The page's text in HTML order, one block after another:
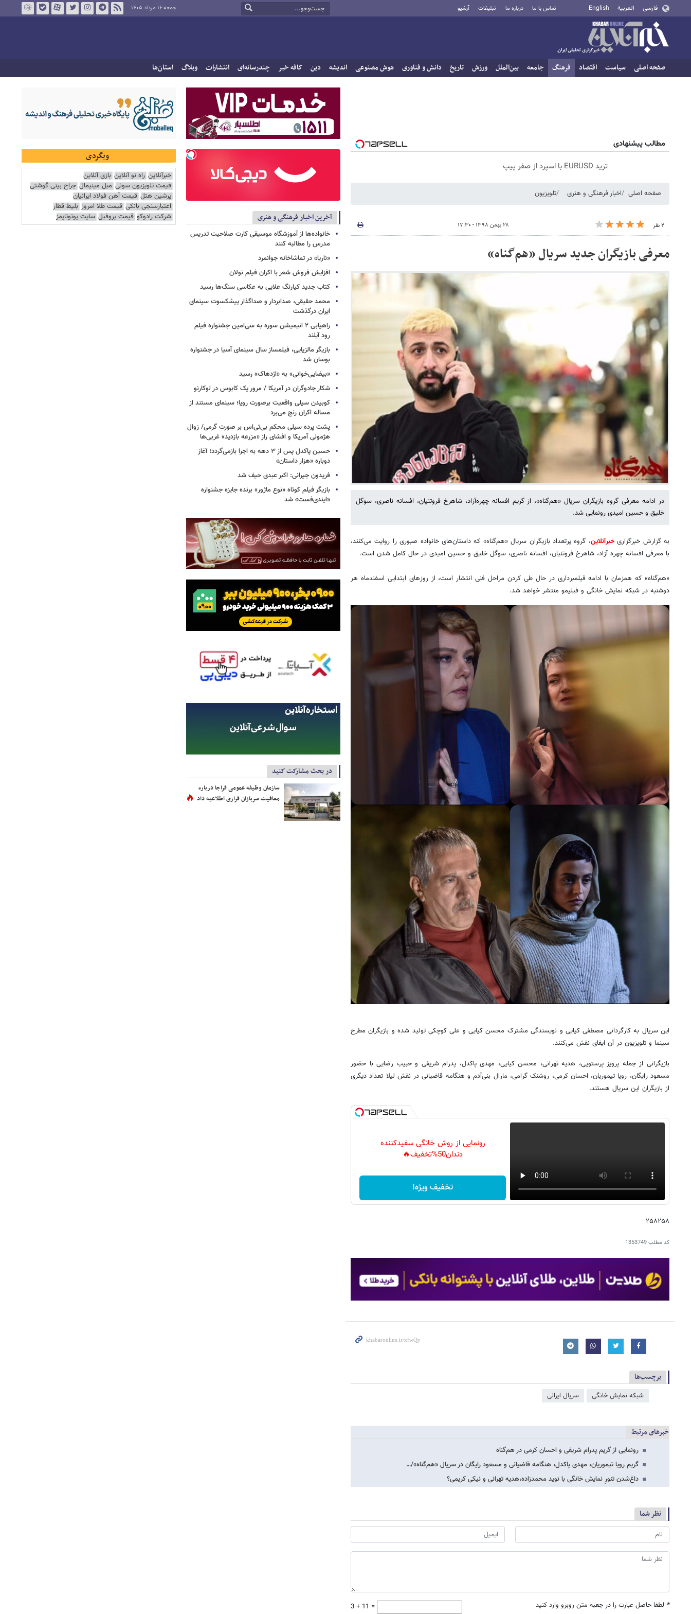
فارسی العربية English تماس با ما درباره ما تبلیغات آرشیو جمعه ۱۶ مرداد ۱۴۰۵
صفحه اصلی سیاست اقتصاد فرهنگ جامعه بین‌الملل ورزش تاریخ دانش و فناوری هوش مصنوعی اندیشه دین کافه خبر چندرسانه‌ای انتشارات وبلاگ استان‌ها
مطالب پیشنهادی
ترید EURUSD با اسپرد از صفر پیپ
صفحه اصلی اخبار فرهنگی و هنری تلویزیون
۲ نفر ۲۸ بهمن ۱۳۹۸ - ۱۷:۳۰
معرفی بازیگران جدید سریال «هم‌گناه»
در ادامه معرفی گروه بازیگران سریال «هم‌گناه»، از گریم افسانه چهره‌آزاد، شاهرخ فروتنیان، افسانه ناصری، سوگل
خلیق و حسین امیدی رونمایی شد.
به گزارش خبرگزاریخبرآنلاین، گروه پرتعداد بازیگران سریال «هم‌گناه» که داستان‌های خانواده صبوری را روایت می‌کنند،
با معرفی افسانه چهره آزاد، شاهرخ فروتنیان، افسانه ناصری، سوگل خلیق و حسین امیدی در حال کامل شدن است.
«هم‌گناه» که همزمان با ادامه فیلمبرداری در حال طی کردن مراحل فنی انتشار است، از روزهای ابتدایی اسفندماه هر
دوشنبه در شبکه نمایش خانگی و فیلیمو منتشر خواهد شد.
این سریال به کارگردانی مصطفی کیایی و نویسندگی مشترک محسن کیایی و علی کوچکی تولید شده و بازیگران مطرح
سینما و تلویزیون در آن ایفای نقش می‌کنند.
بازیگرانی از جمله پرویز پرستویی، هدیه تهرانی، محسن کیایی، مهدی پاکدل، پدرام شریفی و حبیب رضایی با حضور
مسعود رایگان، رویا تیموریان، احسان کرمی، روشنک گرامی، مارال بنی‌آدم و هنگامه قاضیانی در نقش لیلا تعداد دیگری
از بازیگران این سریال هستند.
رونمایی از روش خانگی سفیدکننده
دندان50%تخفیف🔥
تخفیف ویژه!
۲۵۸۲۵۸
کد مطلب1353749
برچسب‌ها
شبکه نمایش خانگی سریال ایرانی
خبرهای مرتبط
رونمایی از گریم پدرام شریفی و احسان کرمی در هم‌گناه
گریم رویا تیموریان، مهدی پاکدل، هنگامه قاضیانی و مسعود رایگان در سریال «هم‌گناه»/…
داغ‌شدن تنورِ نمایش خانگی با نوید محمدزاده،هدیه تهرانی و نیکی کریمی؟
نظر شما
* لطفا حاصل عبارت را در جعبه متن روبرو وارد کنید 3 + 11 =
آخرین اخبار فرهنگی و هنری
خانواده‌ها از آموزشگاه موسیقی کارت صلاحیت تدریس
مدرس را مطالبه کنند
«ناریا» در تماشاخانه جوانمرد
افزایش فروش شعر با اکران فیلم نولان
کتاب جدید کیارنگ علایی به عکاسی سنگ‌ها رسید
محمد حقیقی، صدابردار و صداگذار پیشکسوت سینمای
ایران درگذشت
راهیابی ۲ انیمیشن سوره به سی‌امین جشنواره فیلم
رود آیلند
بازیگر مالزیایی، فیلمساز سال سینمای آسیا در جشنواره
بوسان شد
«بیضایی‌خوانی» به «اژدهاک» رسید
شکار جادوگران در آمریکا / مرور یک کابوس در لوکارنو
کوبیدن سیلی واقعیت برصورت رویا؛ سینمای مستند از
مساله اکران رنج می‌برد
پشت پرده سیلی محکم بی‌تی‌اس بر صورت گرمی/ زوال
هژمونی آمریکا و افشای راز «مزرعه بازدید» غربی‌ها
حسین پاکدل پس از ۳ دهه به اجرا بازمی‌گردد؛ آغاز
دوباره «هزار داستان»
فریدون جیرانی: اکبر عبدی حیف شد
بازیگر فیلم کوتاه «نوع ماژور» برنده جایزه جشنواره
«ایندی‌فست» شد
در بحث مشارکت کنید
سازمان وظیفه عمومی فراجا درباره
معافیت سربازان فراری اطلاعیه داد
وبگردی
خبرآنلاین راه نو آنلاین بازی آنلاین
قیمت تلویزیون سونی مبل مینیمال جراح بینی گوشتی
پرشین هتل قیمت آهن فولاد ایرانیان
اعتبارسنجی بانکی قیمت طلا امروز بلیط قطار
شرکت رادوکو قیمت پروفیل سایت یوتوتایمز